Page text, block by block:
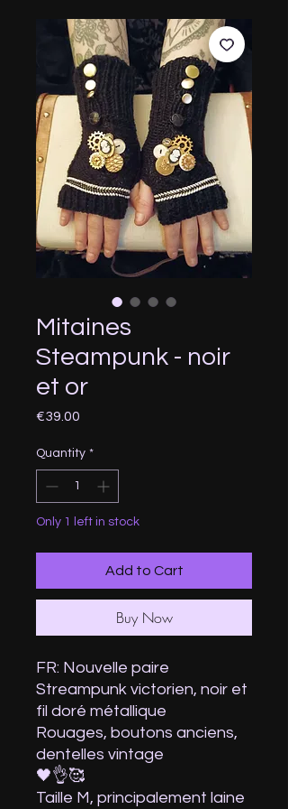
Mitaines
Steampunk - noir
et or
€39.00
Quantity *
Only 1 left in stock
Add to Cart
Buy Now
FR: Nouvelle paire
Streampunk victorien, noir et
fil doré métallique
Rouages, boutons anciens,
dentelles vintage
🖤👌🥰
Taille M, principalement laine